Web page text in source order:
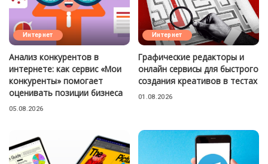
Интернет
Анализ конкурентов в
интернете: как сервис «Мои
конкуренты» помогает
оценивать позиции бизнеса
05.08.2026
Интернет
Графические редакторы и
онлайн сервисы для быстрого
создания креативов в тестах
01.08.2026